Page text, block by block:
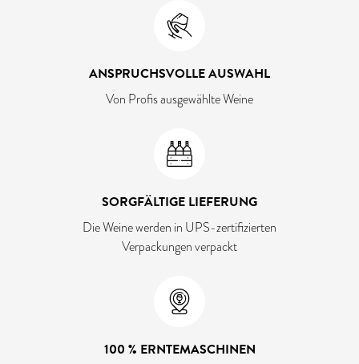
ANSPRUCHSVOLLE AUSWAHL
Von Profis ausgewählte Weine
SORGFÄLTIGE LIEFERUNG
Die Weine werden in UPS-zertifizierten
Verpackungen verpackt
100 % ERNTEMASCHINEN